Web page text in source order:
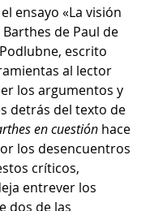
ensayo «La visión
Barthes de Paul de
escrito
al lector
los argumentos y
detrás del texto de
en cuestión hace
los desencuentros
críticos,
entrever los
dos de las